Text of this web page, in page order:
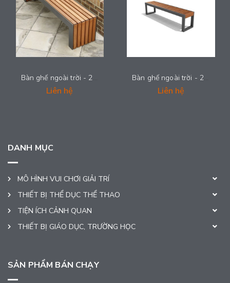
Bàn ghế ngoài trời - 2024-ODBENCH-008
Liên hệ
Bàn ghế ngoài trời - 2024-ODBENCH-007
Liên hệ
DANH MỤC
MÔ HÌNH VUI CHƠI GIẢI TRÍ
THIẾT BỊ THỂ DỤC THỂ THAO
TIỆN ÍCH CẢNH QUAN
THIẾT BỊ GIÁO DỤC, TRƯỜNG HỌC
SẢN PHẨM BÁN CHẠY